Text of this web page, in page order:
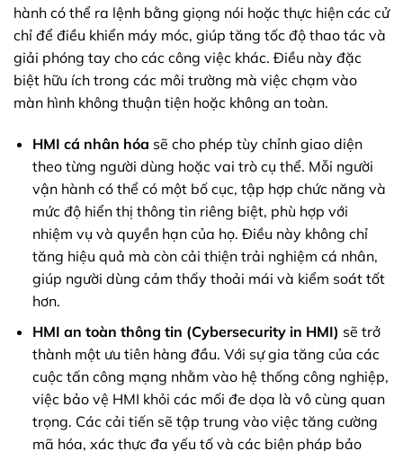
hành có thể ra lệnh bằng giọng nói hoặc thực hiện các cử
chỉ để điều khiển máy móc, giúp tăng tốc độ thao tác và
giải phóng tay cho các công việc khác. Điều này đặc
biệt hữu ích trong các môi trường mà việc chạm vào
màn hình không thuận tiện hoặc không an toàn.
HMI cá nhân hóa sẽ cho phép tùy chỉnh giao diện
theo từng người dùng hoặc vai trò cụ thể. Mỗi người
vận hành có thể có một bố cục, tập hợp chức năng và
mức độ hiển thị thông tin riêng biệt, phù hợp với
nhiệm vụ và quyền hạn của họ. Điều này không chỉ
tăng hiệu quả mà còn cải thiện trải nghiệm cá nhân,
giúp người dùng cảm thấy thoải mái và kiểm soát tốt
hơn.
HMI an toàn thông tin (Cybersecurity in HMI) sẽ trở
thành một ưu tiên hàng đầu. Với sự gia tăng của các
cuộc tấn công mạng nhằm vào hệ thống công nghiệp,
việc bảo vệ HMI khỏi các mối đe dọa là vô cùng quan
trọng. Các cải tiến sẽ tập trung vào việc tăng cường
mã hóa, xác thực đa yếu tố và các biện pháp bảo